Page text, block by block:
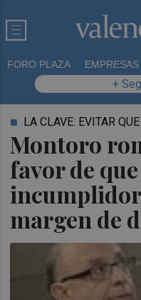
FORO PLAZA EMPRESAS
+
Montoro
favor de
margen de
LA CLAVE: EVITAR